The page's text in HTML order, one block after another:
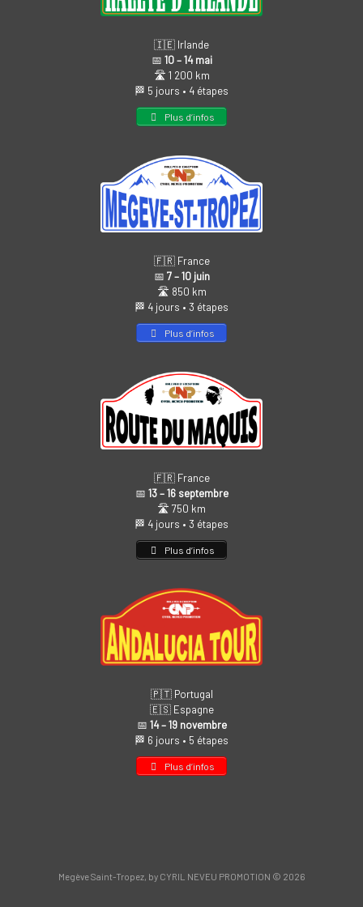
🇮🇪 Irlande
📅 10 – 14 mai
🛣️ 1 200 km
🏁 5 jours • 4 étapes
Plus d’infos
🇫🇷 France
📅 7 – 10 juin
🛣️ 850 km
🏁 4 jours • 3 étapes
Plus d’infos
🇫🇷 France
📅 13 – 16 septembre
🛣️ 750 km
🏁 4 jours • 3 étapes
Plus d’infos
🇵🇹 Portugal
🇪🇸 Espagne
📅 14 – 19 novembre
🏁 6 jours • 5 étapes
Plus d’infos
Megève Saint-Tropez, by CYRIL NEVEU PROMOTION © 2026